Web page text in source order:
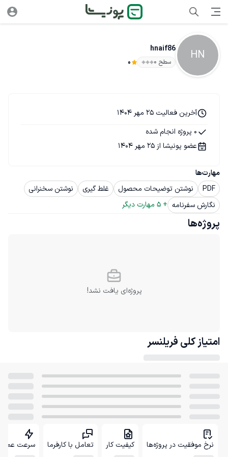
HN
hnaif86
سطح ۰ 0
مهارت‌ها
PDF
نوشتن توضیحات محصول غلط گیری
نوشتن سخنرانی
نگارش سفرنامه +
5 مهارت دیگر
آخرین فعالیت 25 مهر 1404
0 پروژه انجام شده
عضو پونیشا از 25 مهر 1404
پروژه‌ها
پروژه‌ای یافت نشد!
امتیاز کلی فریلنسر
نرخ موفقیت در پروژه‌ها کیفیت کار تعامل با کارفرما سرعت عمل